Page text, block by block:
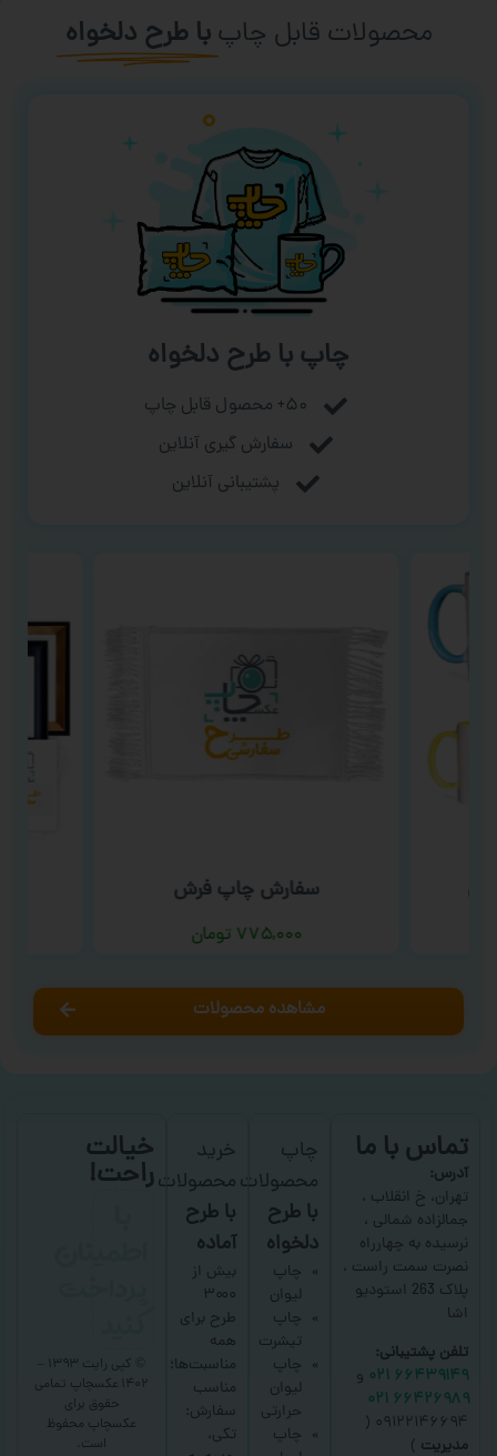
محصولات قابل چاپ با طرح دلخواه
چاپ با طرح دلخواه
۵۰+ محصول قابل چاپ
سفارش گیری آنلاین
پشتیبانی آنلاین
سفارش چاپ فرش
۷۷۵,۰۰۰ تومان
مشاهده محصولات
تماس با ما
آدرس:
تهران، خ انقلاب ،
جمالزاده شمالی ،
نرسیده به چهارراه
نصرت سمت راست ،
پلاک 263 استودیو
اشا
تلفن پشتیبانی:
۶۶۴۳۹۱۴۹ ۰۲۱
و
۶۶۴۲۶۹۸۹ ۰۲۱
۰۹۱۲۲۱۴۶۶۹۴ (
مدیریت )
چاپ
محصولات
با طرح
دلخواه
چاپ
لیوان
چاپ
تیشرت
چاپ
لیوان
حرارتی
چاپ
خرید
محصولات
با طرح
آماده
بیش از
۳۰۰۰
طرح برای
همه
مناسبت‌ها؛
مناسب
سفارش:
تکی،
خیالت
راحت!
۱۴۰۲ عکسچاپ
تمامی
حقوق برای
عکسچاپ محفوظ
است.